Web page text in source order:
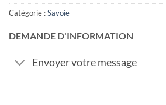
Catégorie :Savoie
DEMANDE D'INFORMATION
Envoyer votre message